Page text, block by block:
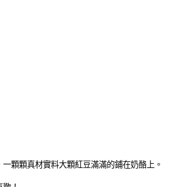
顆顆真材實料大顆紅豆滿滿的鋪在奶酪上。